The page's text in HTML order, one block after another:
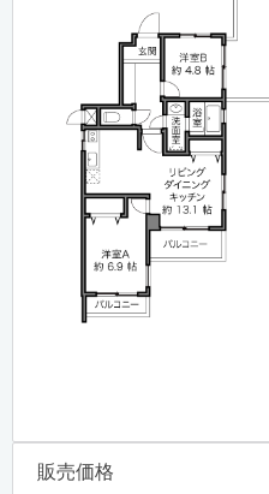
販売価格